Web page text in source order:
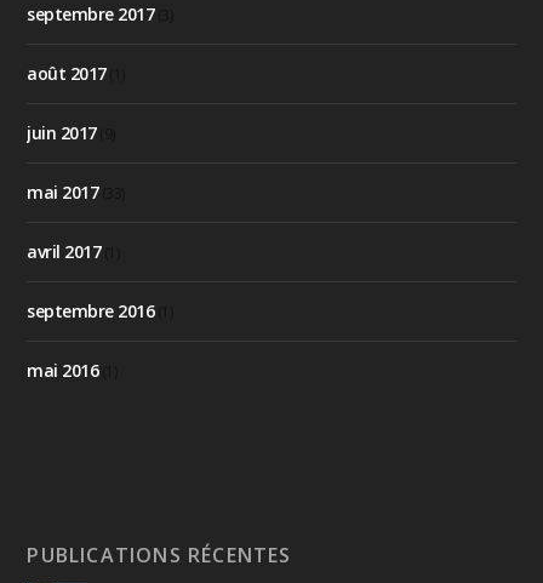
septembre 2017(3)
août 2017(1)
juin 2017(9)
mai 2017(33)
avril 2017(1)
septembre 2016(1)
mai 2016(1)
PUBLICATIONS RÉCENTES